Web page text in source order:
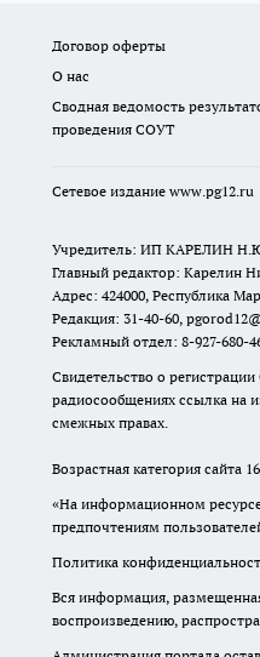
Договор оферты
О нас
Сводная ведомость
проведения СОУТ
Сетевое издание www.pg12.ru
Учредитель: ИП КАРЕЛИН
Главный редактор: Карелин
Адрес: 424000, Республика
Редакция: 31-40-60,
Рекламный отдел: 8-927-680-
Свидетельство о
радиосообщениях ссылка на
смежных правах.
Возрастная категория сайта
«На информационном
предпочтениям
Политика
Вся информация,
воспроизведению,